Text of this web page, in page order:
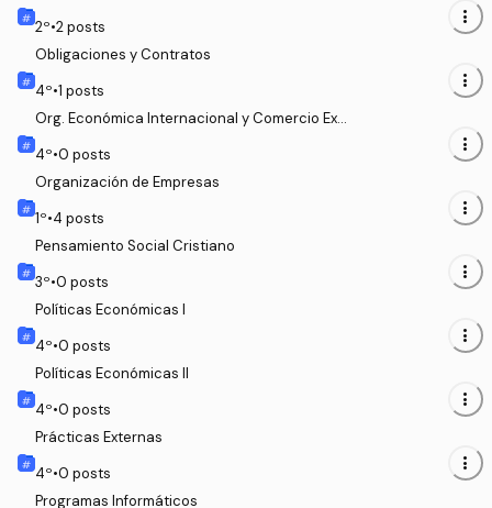
2º•2posts more_vert
Obligaciones y Contratos
4º•1 posts more_vert
Org. Económica Internacional y Comercio Exte
4º•0 posts more_vert
Organización de Empresas
1º•4 posts more_vert
Pensamiento Social Cristiano
3º•0 posts more_vert
Políticas Económicas I
4º•0 posts more_vert
Políticas Económicas II
4º•0 posts more_vert
Prácticas Externas
4º•0 posts more_vert
Programas Informáticos